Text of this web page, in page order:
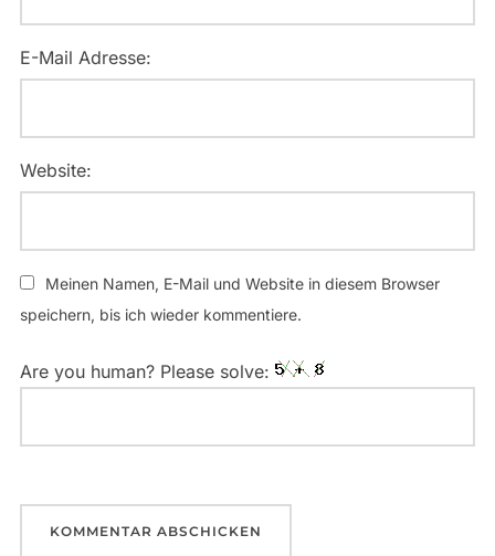
E-Mail Adresse:
Website:
Meinen Namen, E-Mail und Website in diesem Browser
speichern, bis ich wieder kommentiere.
Are you human? Please solve: